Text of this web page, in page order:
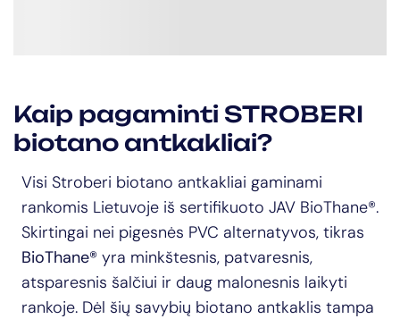
Kaip pagaminti STROBERI
biotano antkakliai?
Visi Stroberi biotano antkakliai gaminami
rankomis Lietuvoje iš sertifikuoto JAV BioThane®.
Skirtingai nei pigesnės PVC alternatyvos, tikras
BioThane® yra minkštesnis, patvaresnis,
atsparesnis šalčiui ir daug malonesnis laikyti
rankoje. Dėl šių savybių biotano antkaklis tampa